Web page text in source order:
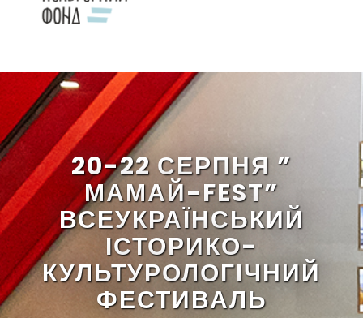
20-22 СЕРПНЯ ”
МАМАЙ-FEST”
ВСЕУКРАЇНСЬКИЙ
ІСТОРИКО-
КУЛЬТУРОЛОГІЧНИЙ
ФЕСТИВАЛЬ